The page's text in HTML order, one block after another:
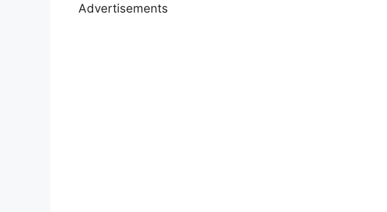
Advertisements